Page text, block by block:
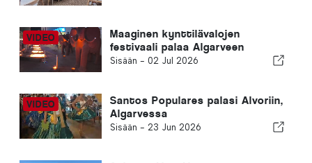
Maaginen kynttilävalojen
festivaali palaa Algarveen
Sisään - 02 Jul 2026
Santos Populares palasi Alvoriin,
Algarvessa
Sisään - 23 Jun 2026